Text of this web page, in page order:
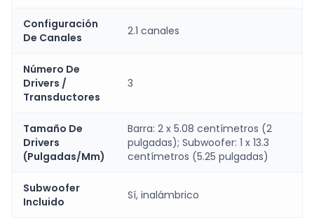
Configuración
De Canales
2.1 canales
Número De
Drivers /
Transductores
3
Tamaño De
Drivers
(Pulgadas/Mm)
Barra: 2 x 5.08 centímetros (2
pulgadas); Subwoofer: 1 x 13.3
centímetros (5.25 pulgadas)
Subwoofer
Incluido
Sí, inalámbrico